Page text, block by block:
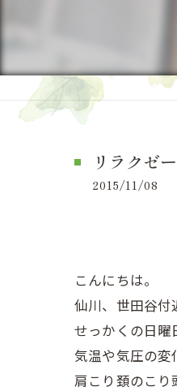
リラクゼ
2015/11/08
こんにちは。
仙川、世田谷付
せっかくの日曜
気温や気圧の変
肩こり頚のこり